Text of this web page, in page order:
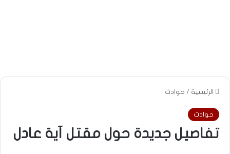
الرئيسية / حوادث
حوادث
تفاصيل جديدة حول مقتل آية عادل